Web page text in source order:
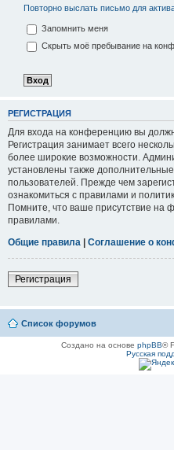
Повторно выслать письмо для
Запомнить меня
Скрыть моё пребывание на
РЕГИСТРАЦИЯ
Для входа на конференцию вы
Регистрация занимает всего
более широкие возможности.
установлены также
пользователей. Прежде чем
ознакомиться с правилами и
Помните, что ваше присутствие на
правилами.
Общие правила | Соглашение о
Регистрация
Список форумов
Создано на основе phpBB®
Русская